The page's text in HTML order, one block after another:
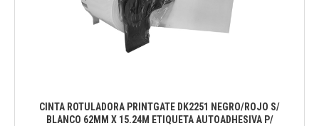
CINTA ROTULADORA PRINTGATE DK2251 NEGRO/ROJO S/
BLANCO 62MM X 15.24M ETIQUETA AUTOADHESIVA P/